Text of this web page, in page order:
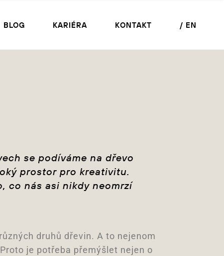
BLOG KARIÉRA KONTAKT / EN
se podíváme na dřevo
prostor pro kreativitu.
co nás asi nikdy neomrzí
druhů dřevin. A to nejenom
je potřeba přemýšlet nejen o